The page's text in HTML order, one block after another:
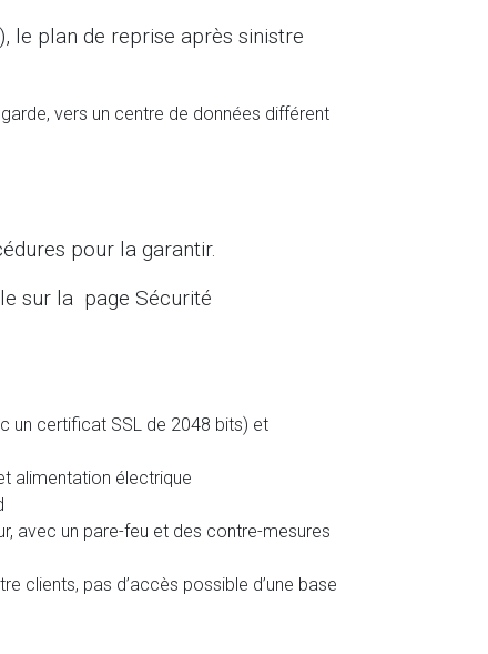
le plan de reprise après sinistre
vers un centre de données différent
pour la garantir.
sur la page Sécurité
un certificat SSL de 2048 bits) et
alimentation électrique
avec un pare-feu et des contre-mesures
clients, pas d’accès possible d’une base